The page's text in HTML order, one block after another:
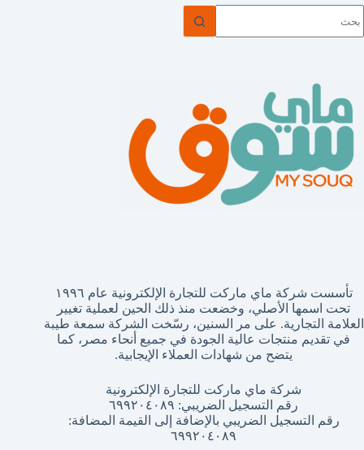
توجد
تأسست شركة ماي ماركت للتجارة الإلكترونية عام ١٩٩٦
تحت اسمها الأصلي، وخضعت منذ ذلك الحين لعملية تغيير
العلامة التجارية. على مر السنين، رسّخت الشركة سمعة طيبة
في تقديم منتجات عالية الجودة في جميع أنحاء مصر، كما
يتضح من شهادات العملاء الإيجابية.
شركة ماي ماركت للتجارة الإلكترونية
رقم التسجيل الضريبي: ٦٩٩٢٠٤٠٨٩
رقم التسجيل الضريبي بالإضافة إلى القيمة المضافة:
٦٩٩٢٠٤٠٨٩